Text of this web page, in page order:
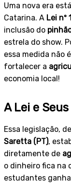
Uma nova era
Catarina. A Lei nº
inclusão do
estrela do show.
essa medida não
fortalecer a
economia local!
A Lei e
Essa legislação,
Saretta (PT),
diretamente de
o dinheiro fica na
estudantes